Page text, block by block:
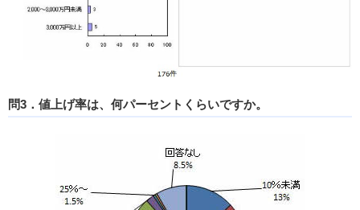
問3．値上げ率は、何パーセントくらいですか。